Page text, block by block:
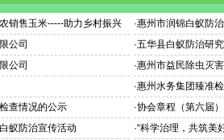
销售玉米-----助力乡村振兴 ·惠州市润锦白蚁防
公司 ·五华县白蚁防治研
公司 ·惠州市益民除虫灭
·惠州水务集团臻准
查情况的公示 ·协会章程（第六届）
蚁防治宣传活动 ·“科学治理，共筑美